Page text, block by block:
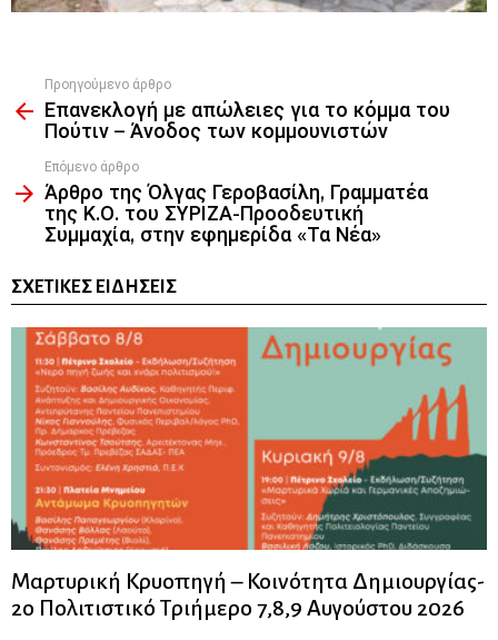
more
Προηγούμενο άρθρο
Επανεκλογή με απώλειες για το κόμμα του
Πούτιν – Άνοδος των κομμουνιστών
Επόμενο άρθρο
Άρθρο της Όλγας Γεροβασίλη, Γραμματέα
της Κ.Ο. του ΣΥΡΙΖΑ-Προοδευτική
Συμμαχία, στην εφημερίδα «Τα Νέα»
ΣΧΕΤΙΚΈΣ ΕΙΔΉΣΕΙΣ
Μαρτυρική Κρυοπηγή – Κοινότητα Δημιουργίας-
2ο Πολιτιστικό Τριήμερο 7,8,9 Αυγούστου 2026